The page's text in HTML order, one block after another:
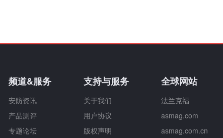
频道&服务
安防资讯
产品测评
专题论坛
支持与服务
关于我们
用户协议
版权声明
全球网站
法兰克福
asmag.com
asmag.com.cn